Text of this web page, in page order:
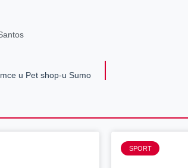
u Pet shop-u Sumo
SPORT